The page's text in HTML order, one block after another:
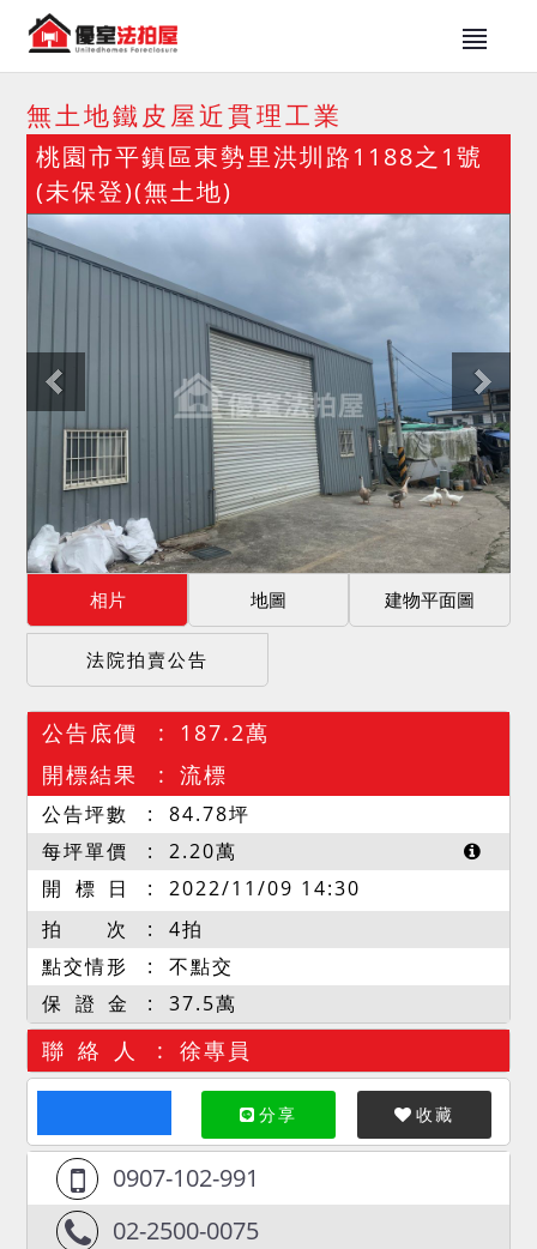
無土地鐵皮屋近貫理工業
桃園市平鎮區東勢里洪圳路1188之1號
(未保登)(無土地)
相片 地圖 建物平面圖
法院拍賣公告
公告底價
187.2萬
開標結果
流標
公告坪數 84.78坪
每坪單價
2.20萬
開 標 日
2022/11/09 14:30
拍 次
4拍
點交情形
不點交
保 證 金
37.5萬
聯 絡 人 徐專員
分享 收藏
0907-102-991
02-2500-0075